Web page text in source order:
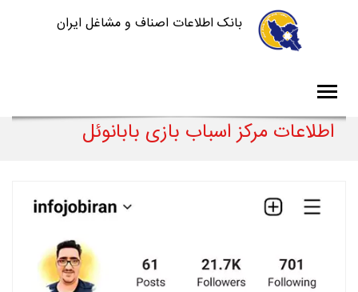
بانک اطلاعات اصناف و مشاغل ایران
اطلاعات مرکز اسباب بازی بابانوئل